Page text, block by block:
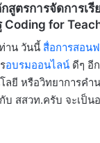
สูตรการจัดการเรี
for
าน วันนี้ สื่อการสอน
อบรมออนไลน์ ดีๆ อี
ลยี หรือวิทยาการค
สสวท.ครับ จะเป็น